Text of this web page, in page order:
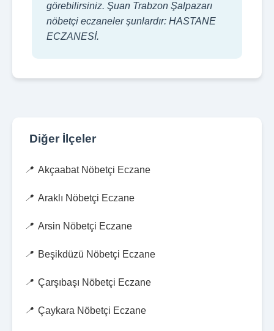
görebilirsiniz. Şuan Trabzon Şalpazarı
nöbetçi eczaneler şunlardır: HASTANE
ECZANESİ.
Diğer İlçeler
Akçaabat Nöbetçi Eczane
Araklı Nöbetçi Eczane
Arsin Nöbetçi Eczane
Beşikdüzü Nöbetçi Eczane
Çarşıbaşı Nöbetçi Eczane
Çaykara Nöbetçi Eczane